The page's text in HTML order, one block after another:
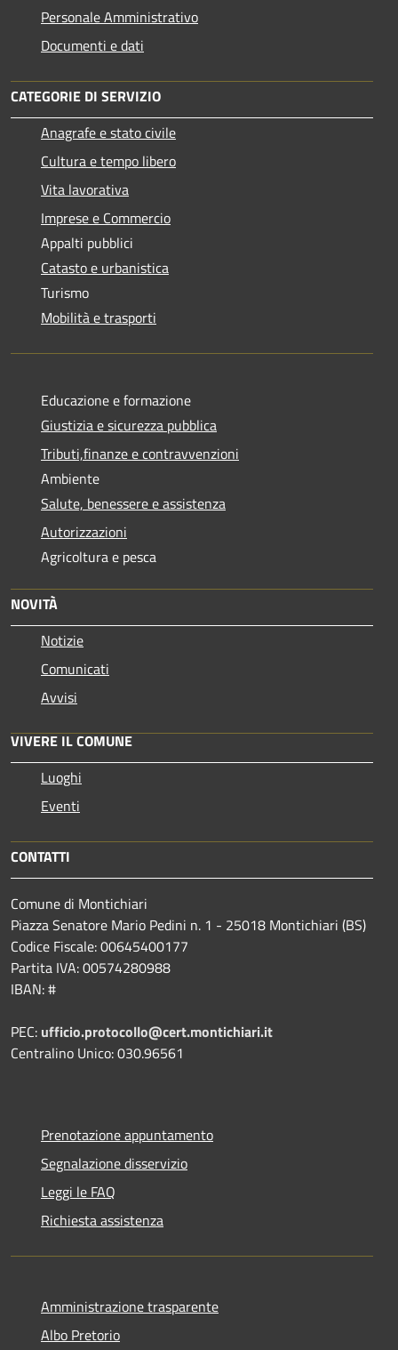
Personale Amministrativo
Documenti e dati
CATEGORIE DI SERVIZIO
Anagrafe e stato civile
Cultura e tempo libero
Vita lavorativa
Imprese e Commercio
Appalti pubblici
Catasto e urbanistica
Turismo
Mobilità e trasporti
Educazione e formazione
Giustizia e sicurezza pubblica
Tributi,finanze e contravvenzioni
Ambiente
Salute, benessere e assistenza
Autorizzazioni
Agricoltura e pesca
NOVITÀ
Notizie
Comunicati
Avvisi
VIVERE IL COMUNE
Luoghi
Eventi
CONTATTI
Comune di Montichiari
Piazza Senatore Mario Pedini n. 1 - 25018 Montichiari (BS)
Codice Fiscale: 00645400177
Partita IVA: 00574280988
IBAN: #
PEC: ufficio.protocollo@cert.montichiari.it
Centralino Unico: 030.96561
Prenotazione appuntamento
Segnalazione disservizio
Leggi le FAQ
Richiesta assistenza
Amministrazione trasparente
Albo Pretorio